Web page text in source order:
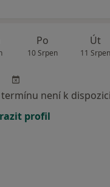
Po
10 Srpen
Út
11 Srpen
není k dispozici
profil